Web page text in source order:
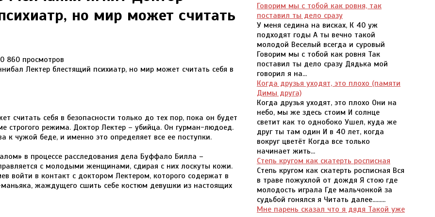
но мир может считать
0 860 просмотров
считать себя в безопасности только до тех пор, пока он будет
строгого режима. Доктор Лектер – убийца. Он гурман-людоед.
к чужой беде, и именно это определяет все ее поступки.
в процессе расследования дела Буффало Билла –
с молодыми женщинами, сдирая с них лоскуты кожи.
войти в контакт с доктором Лектером, которого содержат в
жаждущего сшить себе костюм девушки из настоящих
Говорим мы с тобой как ровня, так
поставил ты дело сразу
У меня седина на висках, К 40 уж
подходят годы А ты вечно такой
молодой Веселый всегда и суровый
Говорим мы с тобой как ровня Так
поставил ты дело сразу Дядька мой
говорил я на...
Когда друзья уходят, это плохо (памяти
Димы друга)
Когда друзья уходят, это плохо Они на
небо, мы же здесь стоим И солнце
светит как то однобоко Ушел, куда же
друг ты там один И в 40 лет, когда
вокруг цветёт Когда все только
начинает жить...
Степь кругом как скатерть росписная
Степь кругом как скатерть росписная Вся
в траве пожухлой от дождя Я стою где
молодость играла Где мальчонкой за
судьбой гонялся я Читать далее.........
Мне парень сказал что я дядя Такой уже